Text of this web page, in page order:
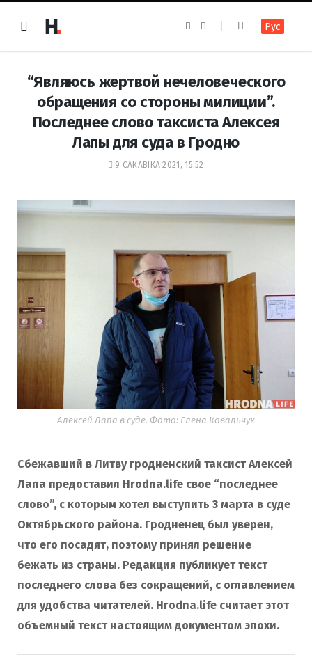
e
o
k
t
r
a
m
Рус
“Являюсь жертвой нечеловеческого
обращения со стороны милиции”.
Последнее слово таксиста Алексея
Лапы для суда в Гродно
9 САКАВІКА 2021, 15:52
Алексей Лапа в суде. Фото: Елена Ковальчук
Сбежавший в Литву гродненский таксист Алексей
Лапа предоставил Hrodna.life свое “последнее
слово”, с которым хотел выступить 3 марта в суде
Октябрьского района. Гродненец был уверен,
что его посадят, поэтому принял решение
бежать из страны. Редакция публикует текст
последнего слова без сокращений, с оглавлением
для удобства читателей. Hrodna.life считает этот
объемный текст настоящим документом эпохи.